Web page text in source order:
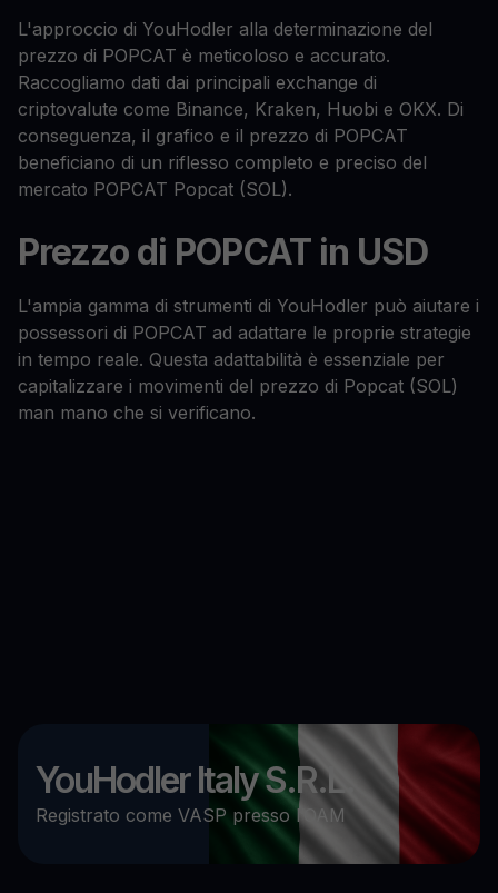
L'approccio di YouHodler alla determinazione del
prezzo di POPCAT è meticoloso e accurato.
Raccogliamo dati dai principali exchange di
criptovalute come Binance, Kraken, Huobi e OKX. Di
conseguenza, il grafico e il prezzo di POPCAT
beneficiano di un riflesso completo e preciso del
mercato POPCAT Popcat (SOL).
Prezzo di POPCAT in USD
L'ampia gamma di strumenti di YouHodler può aiutare i
possessori di POPCAT ad adattare le proprie strategie
in tempo reale. Questa adattabilità è essenziale per
capitalizzare i movimenti del prezzo di Popcat (SOL)
man mano che si verificano.
YouHodler Italy S.R.L.
Registrato come VASP presso l’OAM